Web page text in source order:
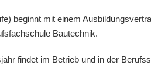
beginnt mit einem
Bautechnik.
findet im Betrieb und in der